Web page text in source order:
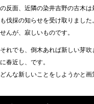
の反面、近隣の染井吉野の古木
も伐採の知らせを受け取りまし
せんが、寂しいものです。
それでも、倒木あれば新しい芽
に春近し、です。
どんな新しいことをしようかと